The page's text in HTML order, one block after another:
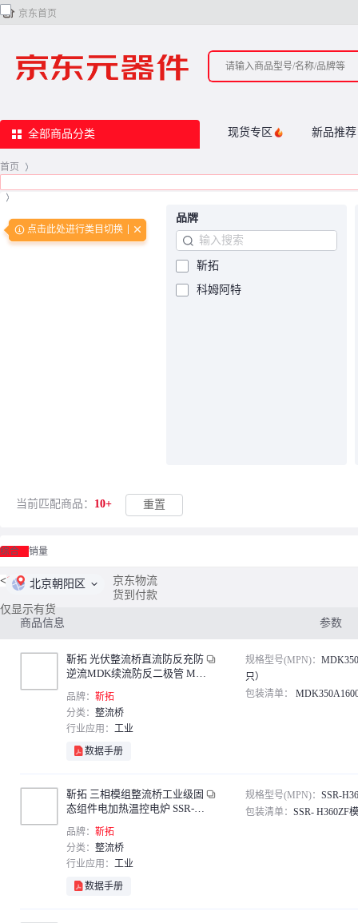
 京东首页
全部商品分类 现货专区 新品推荐
首页 >
>
点击此处进行类目切换
品牌
靳拓
科姆阿特
当前匹配商品： 10+ 重置
综合 销量
<1 /1> 北京朝阳区
京东物流
货到付款
仅显示有货
商品信息
参数
靳拓 光伏整流桥直流防反充防
逆流MDK续流防反二极管 MD
品牌： 靳拓
分类： 整流桥
行业应用： 工业
数据手册
规格型号(MPN)：
只）
包装清单：
靳拓 三相模组整流桥工业级固
态组件电加热温控电炉 SSR-H
品牌： 靳拓
分类： 整流桥
行业应用： 工业
数据手册
规格型号(MPN)： SSR-
包装清单： SSR- H360ZF